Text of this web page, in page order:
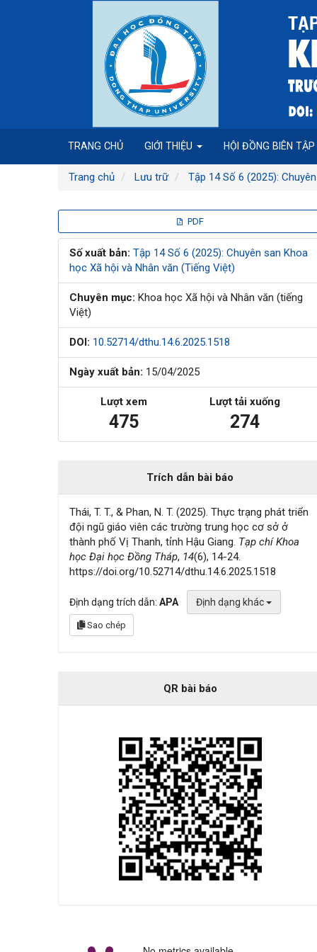
TRANG CHỦ GIỚI THIỆU HỘI ĐỒNG BIÊN TẬP
Trang chủ Lưu trữ Tập 14 Số 6 (2025):
Thanh
bên
bài
viết
PDF
Số xuất bản: Tập 14 Số 6 (2025): Chuyên san Khoa
học Xã hội và Nhân văn (Tiếng Việt)
Chuyên mục: Khoa học Xã hội và Nhân văn (tiếng
Việt)
DOI: 10.52714/dthu.14.6.2025.1518
Ngày xuất bản: 15/04/2025
Lượt xem
475
Lượt tải xuống
274
Trích dẫn bài báo
Thái, T. T., & Phan, N. T. (2025). Thực trạng phát triển
đội ngũ giáo viên các trường trung học cơ sở ở
thành phố Vị Thanh, tỉnh Hậu Giang. Tạp chí Khoa
học Đại học Đồng Tháp, 14(6), 14-24.
https://doi.org/10.52714/dthu.14.6.2025.1518
Định dạng trích dẫn:APA Định dạng khác
Sao chép
QR bài báo